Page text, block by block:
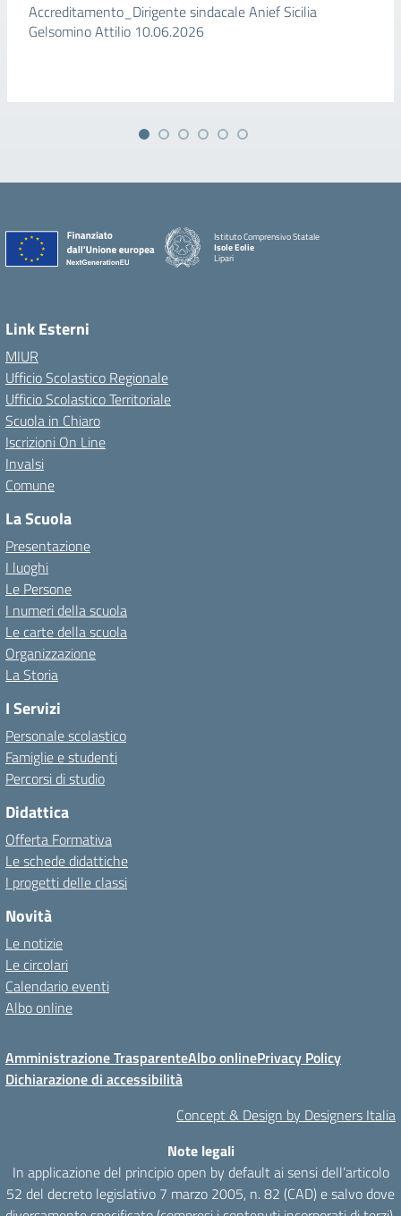
Accreditamento_Dirigente sindacale Anief Sicilia
Gelsomino Attilio 10.06.2026
Istituto Comprensivo Statale
Isole Eolie
Lipari
Link Esterni
MIUR
Ufficio Scolastico Regionale
Ufficio Scolastico Territoriale
Scuola in Chiaro
Iscrizioni On Line
Invalsi
Comune
La Scuola
Presentazione
I luoghi
Le Persone
I numeri della scuola
Le carte della scuola
Organizzazione
La Storia
I Servizi
Personale scolastico
Famiglie e studenti
Percorsi di studio
Didattica
Offerta Formativa
Le schede didattiche
I progetti delle classi
Novità
Le notizie
Le circolari
Calendario eventi
Albo online
Amministrazione TrasparenteAlbo onlinePrivacy Policy
Dichiarazione di accessibilità
Concept & Design by Designers Italia
Note legali
In applicazione del principio open by default ai sensi dell’articolo
52 del decreto legislativo 7 marzo 2005, n. 82 (CAD) e salvo dove